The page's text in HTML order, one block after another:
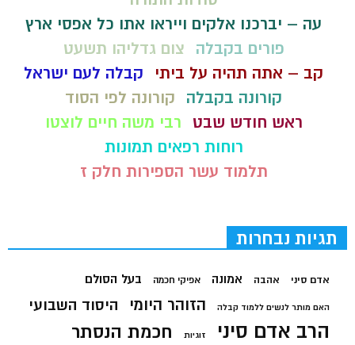
עה – יברכנו אלקים וייראו אתו כל אפסי ארץ
פורים בקבלה
צום גדליהו תשעט
קב – אתה תהיה על ביתי
קבלה לעם ישראל
קורונה בקבלה
קורונה לפי הסוד
ראש חודש שבט
רבי משה חיים לוצטו
רוחות רפאים תמונות
תלמוד עשר הספירות חלק ז
תגיות נבחרות
אדם סיני אהבה אמונה אפיקי חכמה בעל הסולם
האם מותר לנשים ללמוד קבלה הזוהר היומי היסוד השבועי
הרב אדם סיני זוגיות חכמת הנסתר